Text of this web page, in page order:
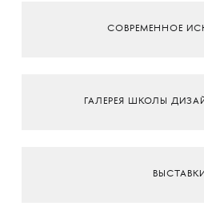
СОВРЕМЕННОЕ
ГАЛЕРЕЯ ШКОЛЫ